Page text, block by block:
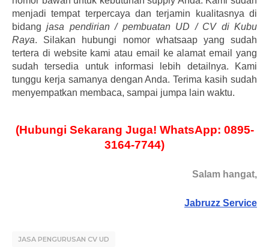
menjadi tempat terpercaya dan terjamin kualitasnya di
bidangjasa pendirian / pembuatan UD / CV di Kubu
Raya. Silakan hubungi nomor whatsaap yang sudah
tertera di website kami atau email ke alamat email yang
sudah tersedia untuk informasi lebih detailnya. Kami
tunggu kerja samanya dengan Anda. Terima kasih sudah
menyempatkan membaca, sampai jumpa lain waktu.
(Hubungi Sekarang Juga! WhatsApp: 0895-
3164-7744)
Salam hangat,
Jabruzz Service
JASA PENGURUSAN CV UD